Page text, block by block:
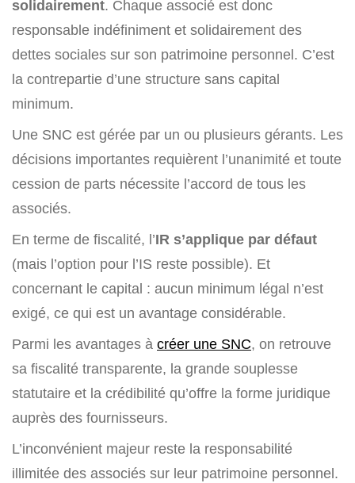
solidairement. Chaque associé est donc
responsable indéfiniment et solidairement des
dettes sociales sur son patrimoine personnel. C’est
la contrepartie d’une structure sans capital
minimum.
Une SNC est gérée par un ou plusieurs gérants. Les
décisions importantes requièrent l’unanimité et toute
cession de parts nécessite l’accord de tous les
associés.
En terme de fiscalité, l’IR s’applique par défaut
(mais l’option pour l’IS reste possible). Et
concernant le capital : aucun minimum légal n’est
exigé, ce qui est un avantage considérable.
Parmi les avantages à créer une SNC, on retrouve
sa fiscalité transparente, la grande souplesse
statutaire et la crédibilité qu’offre la forme juridique
auprès des fournisseurs.
L’inconvénient majeur reste la responsabilité
illimitée des associés sur leur patrimoine personnel.